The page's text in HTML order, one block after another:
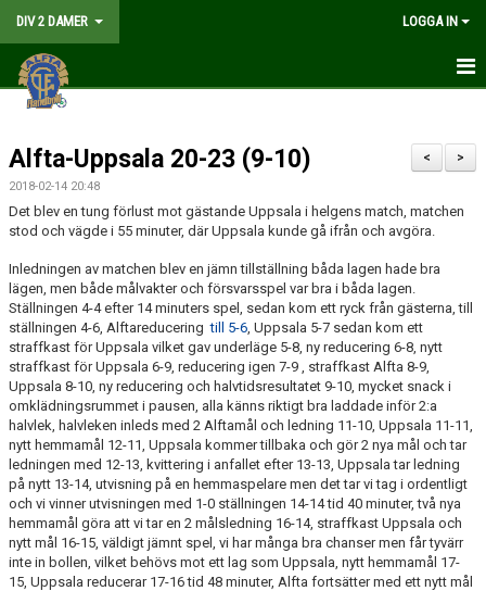
DIV 2 DAMER LOGGA IN
HEM
NYHETER
GÅ PÅ MATCH
KALENDER
TRUPPEN
DOKUMENT
KONTAKT
LIVESÄNDNING
TABELL
>
<
Alfta-Uppsala 20-23 (9-10)
2018-02-14 20:48
Det blev en tung förlust mot gästande Uppsala i helgens match, matchen
stod och vägde i 55 minuter, där Uppsala kunde gå ifrån och avgöra.
Inledningen av matchen blev en jämn tillställning båda lagen hade bra
lägen, men både målvakter och försvarsspel var bra i båda lagen.
Ställningen 4-4 efter 14 minuters spel, sedan kom ett ryck från gästerna, till
ställningen 4-6, Alftareduceringtill 5-6, Uppsala 5-7 sedan kom ett
straffkast för Uppsala vilket gav underläge 5-8, ny reducering 6-8, nytt
straffkast för Uppsala 6-9, reducering igen 7-9 , straffkast Alfta 8-9,
Uppsala 8-10, ny reducering och halvtidsresultatet 9-10, mycket snack i
omklädningsrummet i pausen, alla känns riktigt bra laddade inför 2:a
halvlek, halvleken inleds med 2 Alftamål och ledning 11-10, Uppsala 11-11,
nytt hemmamål 12-11, Uppsala kommer tillbaka och gör 2 nya mål och tar
ledningen med 12-13, kvittering i anfallet efter 13-13, Uppsala tar ledning
på nytt 13-14, utvisning på en hemmaspelare men det tar vi tag i ordentligt
och vi vinner utvisningen med 1-0 ställningen 14-14 tid 40 minuter, två nya
hemmamål göra att vi tar en 2 målsledning 16-14, straffkast Uppsala och
nytt mål 16-15, väldigt jämnt spel, vi har många bra chanser men får tyvärr
inte in bollen, vilket behövs mot ett lag som Uppsala, nytt hemmamål 17-
15, Uppsala reducerar 17-16 tid 48 minuter, Alfta fortsätter med ett nytt mål